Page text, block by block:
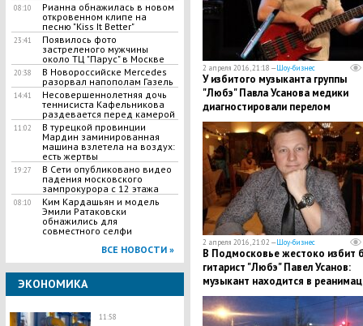
08:10
Рианна обнажилась в новом
откровенном клипе на
песню "Kiss It Better"
23:41
Появилось фото
застреленого мужчины
около ТЦ "Парус" в Москве
20:38
В Новороссийске Mercedes
разорвал напополам Газель
14:41
Несовершеннолетняя дочь
теннисиста Кафельникова
раздевается перед камерой
11:02
В турецкой провинции
Мардин заминированная
машина взлетела на воздух:
есть жертвы
19:27
В Сети опубликовано видео
падения московского
зампрокурора с 12 этажа
08:10
Ким Кардашьян и модель
Эмили Ратаковски
обнажились для
совместного селфи
ВСЕ НОВОСТИ »
ЭКОНОМИКА
11:58
2 апреля 2016, 21:18 —Шоу-бизнес
У избитого музыканта группы
"Любэ" Павла Усанова медики
диагностировали перелом
основания свода черепа
2 апреля 2016, 21:02 —Шоу-бизнес
В Подмосковье жестоко избит
гитарист "Любэ" Павел Усанов:
музыкант находится в